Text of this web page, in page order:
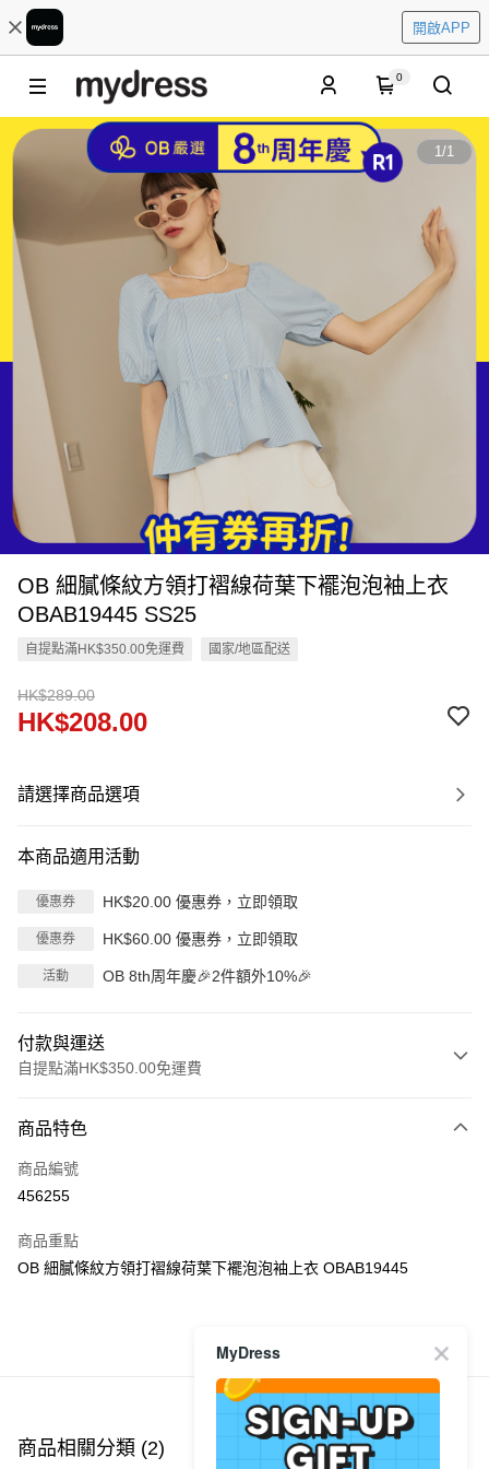
開啟APP
0
1/1
OB 細膩條紋方領打褶線荷葉下襬泡泡袖上衣
OBAB19445 SS25
自提點滿HK$350.00免運費 國家/地區配送
HK$289.00
HK$208.00
請選擇商品選項
本商品適用活動
優惠券 HK$20.00 優惠券，立即領取
優惠券 HK$60.00 優惠券，立即領取
活動 OB 8th周年慶🎉2件額外10%🎉
付款與運送
自提點滿HK$350.00免運費
信用卡
Apple Pay
PayMe
每筆HK$40.00，滿HK$350.00或以上免運費
付款後順豐站及營業點
商品特色
商品編號
456255
商品重點
OB 細膩條紋方領打褶線荷葉下襬泡泡袖上衣 OBAB19445
商品推薦
商品相關分類 (2)
MyDress